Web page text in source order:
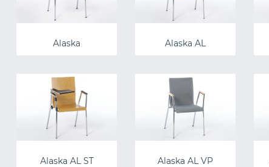
Alaska Alaska AL
Alaska AL ST Alaska AL VP